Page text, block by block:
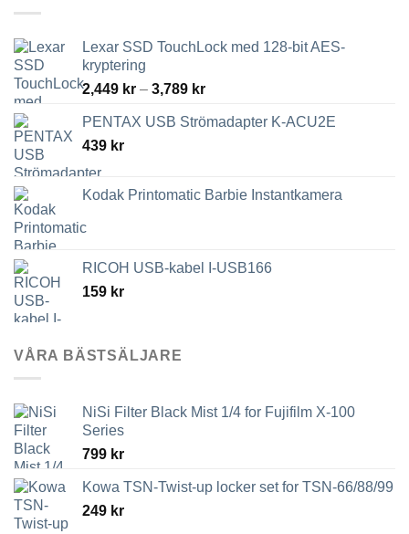
Lexar SSD TouchLock med 128-bit AES-
kryptering
2,449 kr – 3,789 krPrisintervall:
till
PENTAX USB Strömadapter K-ACU2E
439 kr
Kodak Printomatic Barbie Instantkamera
RICOH USB-kabel I-USB166
159 kr
VÅRA BÄSTSÄLJARE
NiSi Filter Black Mist 1/4 for Fujifilm X-100
Series
799 kr
Kowa TSN-Twist-up locker set for TSN-66/88/99
249 kr